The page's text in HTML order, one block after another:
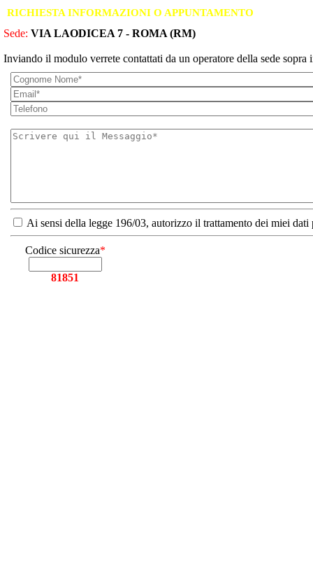
RICHIESTA INFORMAZIONI O APPUNTAMENTO
Sede: VIA LAODICEA 7 - ROMA (RM)
Inviando il modulo verrete contattati da un operatore della sede sopra
Ai sensi della legge 196/03, autorizzo il trattamento dei miei
Codice sicurezza*
81851